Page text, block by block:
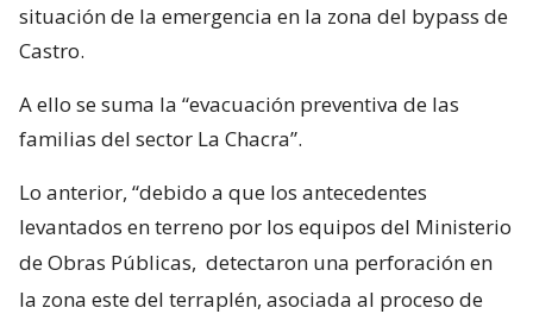
situación de la emergencia en la zona del bypass de
Castro.
A ello se suma la “evacuación preventiva de las
familias del sector La Chacra”.
Lo anterior, “debido a que los antecedentes
levantados en terreno por los equipos del Ministerio
de Obras Públicas, detectaron una perforación en
la zona este del terraplén, asociada al proceso de